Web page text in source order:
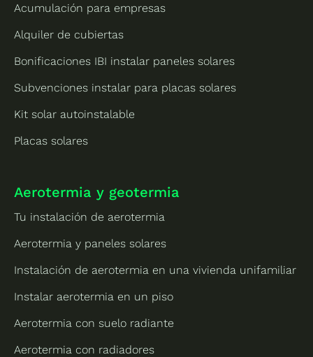
Acumulación para empresas
Alquiler de cubiertas
Bonificaciones IBI instalar paneles solares
Subvenciones instalar para placas solares
Kit solar autoinstalable
Placas solares
Aerotermia y geotermia
Tu instalación de aerotermia
Aerotermia y paneles solares
Instalación de aerotermia en una vivienda unifamiliar
Instalar aerotermia en un piso
Aerotermia con suelo radiante
Aerotermia con radiadores